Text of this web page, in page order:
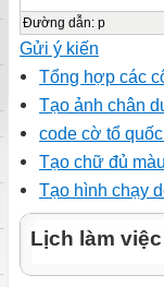
Đường dẫn: p
Gửi ý kiến
Tổng hợp các
Tạo ảnh chân
code cờ tổ
Tạo chữ đủ
Tạo hình chạy
Lịch làm việc